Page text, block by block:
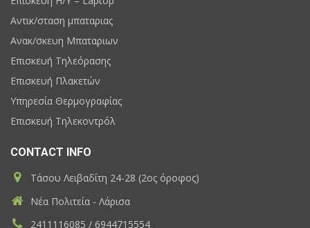
Αντικ/σταση μπαταριας
Ανακ/σκευη Μπαταριων
Επισκευή Τηλεόρασης
Επισκευή Πλακετών
Υπηρεσία Θερμογραφίας
Επισκευή Τηλεκοντρόλ
CONTACT INFO
Τάσου Λειβαδίτη 24-28 (2ος όροφος)
Νέα Πολιτεία - Λάρισα
2411116085 / 6944715554